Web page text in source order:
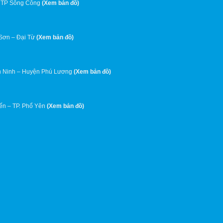
Sông Công (Xem bản đồ)
– Đại Từ (Xem bản đồ)
– Huyện Phú Lương (Xem bản đồ)
– TP. Phổ Yên (Xem bản đồ)